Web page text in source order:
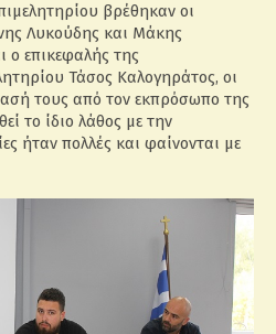
βρέθηκαν οι
Λυκούδης και Μάκης
ο επικεφαλής της
Τάσος Καλογηράτος, οι
τους από τον εκπρόσωπο της
το ίδιο λάθος με την
ήταν πολλές και φαίνονται με